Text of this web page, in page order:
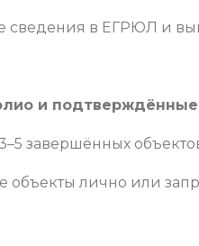
сведения в ЕГРЮЛ и
и
завершённых
объекты лично или